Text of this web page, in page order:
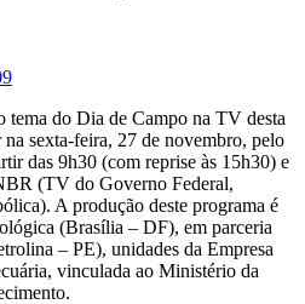
tema do Dia de Campo na TV desta
sexta-feira, 27 de novembro, pelo
das 9h30 (com reprise às 15h30) e
(TV do Governo Federal,
A produção deste programa é
(Brasília – DF), em parceria
– PE), unidades da Empresa
vinculada ao Ministério da